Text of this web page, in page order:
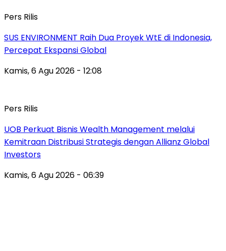
Pers Rilis
SUS ENVIRONMENT Raih Dua Proyek WtE di Indonesia,
Percepat Ekspansi Global
Kamis, 6 Agu 2026 - 12:08
Pers Rilis
UOB Perkuat Bisnis Wealth Management melalui
Kemitraan Distribusi Strategis dengan Allianz Global
Investors
Kamis, 6 Agu 2026 - 06:39